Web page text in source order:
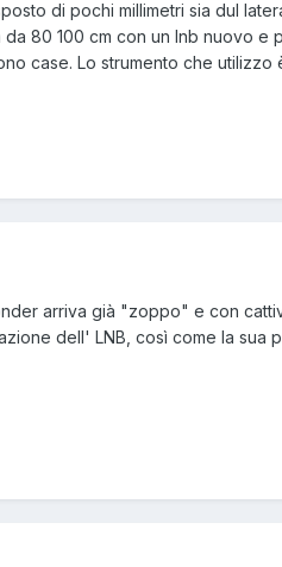
di pochi millimetri sia dul
80 100 cm con un lnb nuovo e
case. Lo strumento che
arriva già "zoppo" e con
dell' LNB, così come la